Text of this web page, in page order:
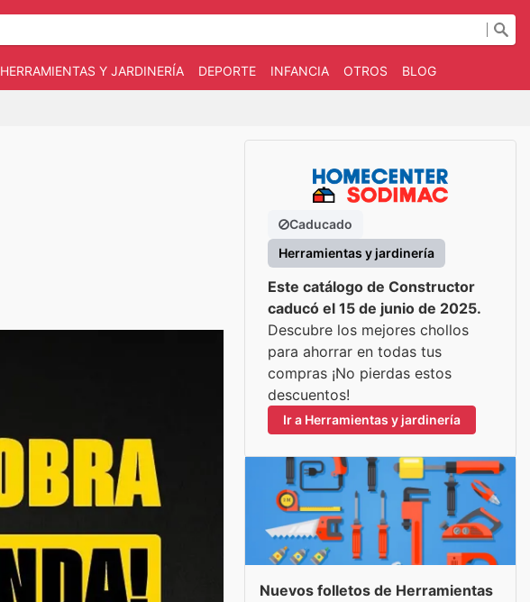
HERRAMIENTAS Y JARDINERÍA DEPORTE INFANCIA OTROS BLOG
Caducado
Herramientas y jardinería
Este catálogo de Constructor
caducó el 15 de junio de 2025.
Descubre los mejores chollos
para ahorrar en todas tus
compras ¡No pierdas estos
descuentos!
Ir a Herramientas y jardinería
Nuevos folletos de Herramientas